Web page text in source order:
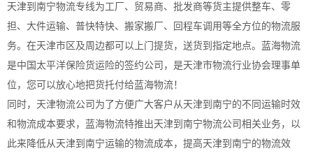
天津到南宁物流专线为工厂、贸易商、批发商等货主提供整车、零
担、大件运输、普快特快、搬家搬厂、回程车调用等全方位的物流服
务。在天津市区及周边都可以上门提货，送货到指定地点。蓝海物流
是中国太平洋保险货运险的签约公司，是天津市物流行业协会理事单
位，您可以放心地把货托付给蓝海物流！
同时，天津物流公司为了方便广大客户从天津到南宁的不同运输时效
和物流成本要求，蓝海物流特推出天津到南宁物流公司相关业务，以
此来降低从天津到南宁运输的物流成本，提高天津到南宁的物流效